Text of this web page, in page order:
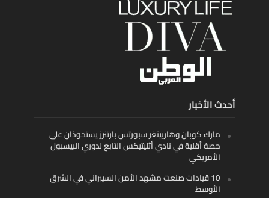
أحدث الأخبار
مارك كوبان وهاربينغر سبورتس بارتنرز يستحوذان على
حصة أقلية في نادي أثليتيكس التابع لدوري البيسبول
الأمريكي
10 قيادات صنعت مشهد الأمن السيبراني في الشرق
الأوسط